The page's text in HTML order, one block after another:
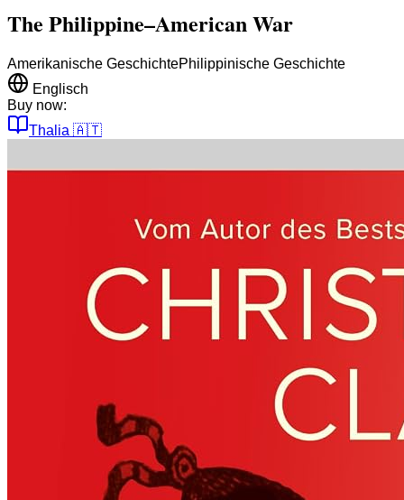
The Philippine–American War
Amerikanische GeschichtePhilippinische Geschichte
Englisch
Buy now:
Thalia 🇦🇹